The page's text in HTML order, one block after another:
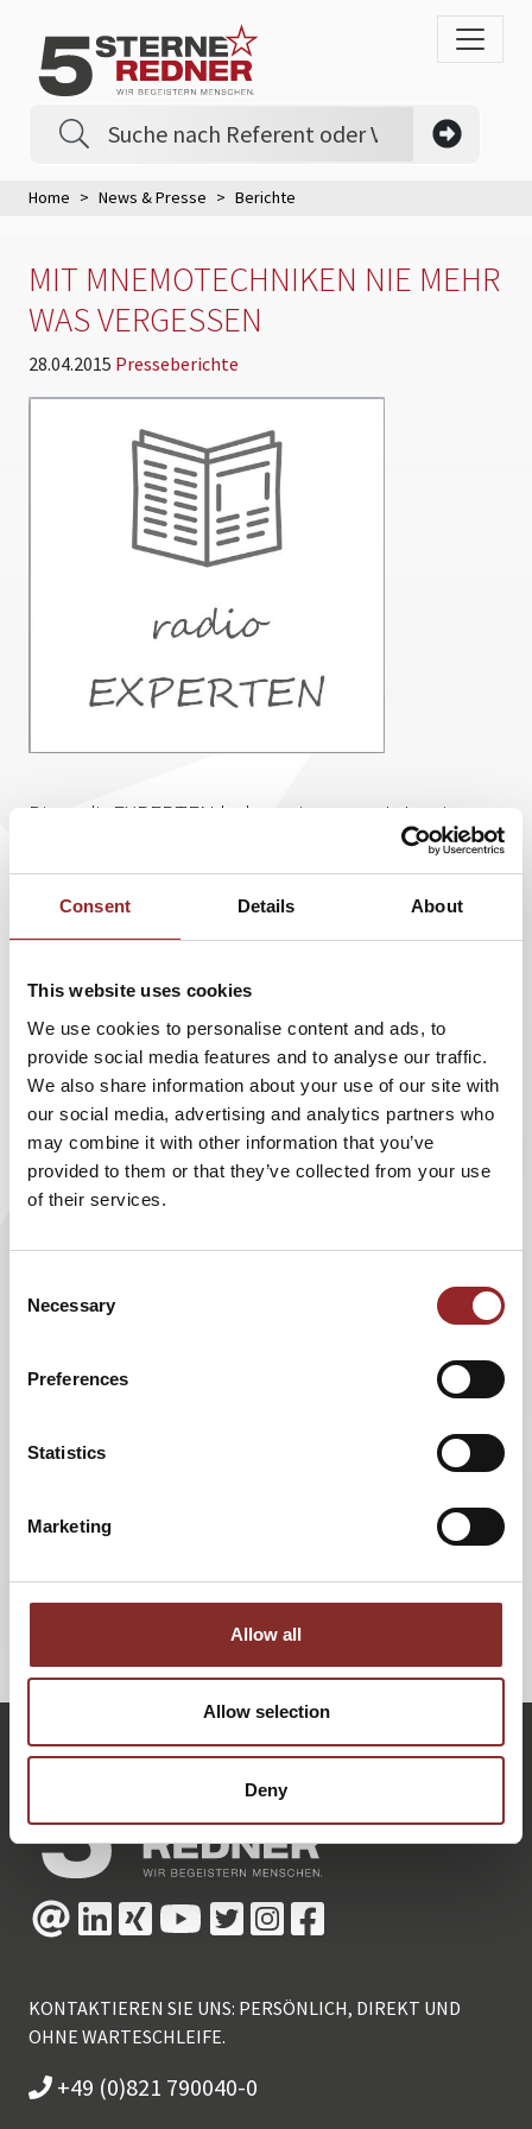
Consent Details About
This website uses cookies
We use cookies to personalise content and ads, to
provide social media features and to analyse our traffic.
We also share information about your use of our site with
our social media, advertising and analytics partners who
may combine it with other information that you’ve
provided to them or that they’ve collected from your use
of their services.
Selection
Necessary
Preferences
Statistics
Marketing
Allow all
Allow selection
Deny
Home News & Presse Berichte
MIT MNEMOTECHNIKEN NIE MEHR
WAS VERGESSEN
28.04.2015 Presseberichte
Die radioEXPERTEN haben ein neues Interview
d
veröffentlicht:
"Mist, ich hab's vergessen" - Wie Sie sich Namen
Sie haben die Person schon mal gesehen, aber können sich
partout nicht mehr an ihren Namen erinnern? Das kann im
Beruf, aber auch privat, schon mal peinlich werden. Wie Sie
smart und sicher auftreten, indem Sie die wichtigsten
Daten und Fakten stets im Gedächtnis parat haben, verrät
Neurowissenschaftler und Gedächtnistrainer Dr. Boris
Nikolai Konrad in diesem Radiointerview.
Der mehrfache Weltrekordhalter im Namen merken
wir keine Bedeutung verknüpfen. Daher empfiehlt der
mithilfe derer aus einem Namen (Vor- und Nachname)
eine für unser Hirn leicht zu merkende Szene bzw. ein
Methoden vor, um sich Zahlen und andere Daten leichter
Hören Sie das Interview
KONTAKTIEREN SIE UNS: PERSÖNLICH, DIREKT UND
OHNE WARTESCHLEIFE.
+49 (0)821 790040-0